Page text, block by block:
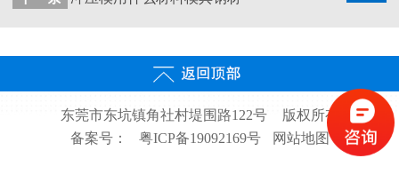
东莞市东坑镇角社村堤围路122号
版权所有
备案号：
粤ICP备19092169号 网站地图